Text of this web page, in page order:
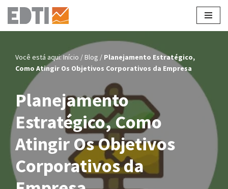
Pular
conteúdo
Você está aqui:Início / Blog / Planejamento Estratégico,
Como Atingir Os Objetivos Corporativos da Empresa
Planejamento
Estratégico, Como
Atingir Os Objetivos
Corporativos da